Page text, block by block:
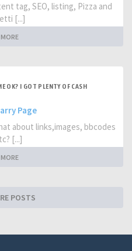
tag, SEO, listing, Pizza and
[...]
OK? I GOT PLENTY OF CASH
Page
about links,images, bbcodes
[...]
POSTS